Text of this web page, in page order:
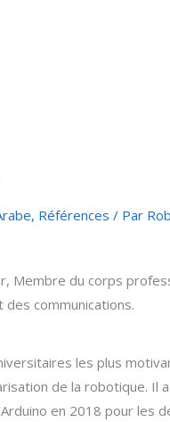
, Références / Par
Membre du corps
communications.
les plus
de la robotique. Il
en 2018 pour les